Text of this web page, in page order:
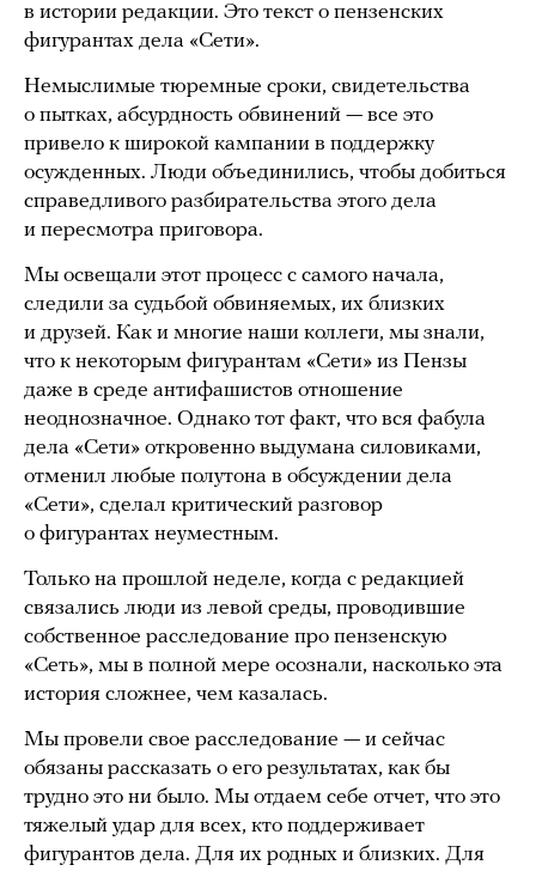
в истории редакции. Это текст о пензенских
фигурантах дела «Сети».
Немыслимые тюремные сроки, свидетельства
о пытках, абсурдность обвинений — все это
привело к широкой кампании в поддержку
осужденных. Люди объединились, чтобы добиться
справедливого разбирательства этого дела
и пересмотра приговора.
Мы освещали этот процесс с самого начала,
следили за судьбой обвиняемых, их близких
и друзей. Как и многие наши коллеги, мы знали,
что к некоторым фигурантам «Сети» из Пензы
даже в среде антифашистов отношение
неоднозначное. Однако тот факт, что вся фабула
дела «Сети» откровенно выдумана силовиками,
отменил любые полутона в обсуждении дела
«Сети», сделал критический разговор
о фигурантах неуместным.
Только на прошлой неделе, когда с редакцией
связались люди из левой среды, проводившие
собственное расследование про пензенскую
«Сеть», мы в полной мере осознали, насколько эта
история сложнее, чем казалась.
Мы провели свое расследование — и сейчас
обязаны рассказать о его результатах, как бы
трудно это ни было. Мы отдаем себе отчет, что это
тяжелый удар для всех, кто поддерживает
фигурантов дела. Для их родных и близких. Для